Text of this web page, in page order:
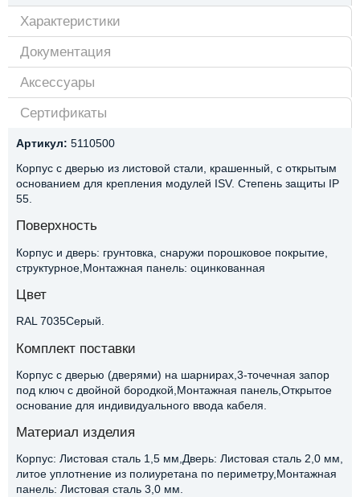
Характеристики
Документация
Аксессуары
Сертификаты
Артикул: 5110500
Корпус с дверью из листовой стали, крашенный, с открытым
основанием для крепления модулей ISV. Степень защиты IP
55.
Поверхность
Корпус и дверь: грунтовка, снаружи порошковое покрытие,
структурное,Монтажная панель: оцинкованная
Цвет
RAL 7035Серый.
Комплект поставки
Корпус с дверью (дверями) на шарнирах,3-точечная запор
под ключ с двойной бородкой,Монтажная панель,Открытое
основание для индивидуального ввода кабеля.
Материал изделия
Корпус: Листовая сталь 1,5 мм,Дверь: Листовая сталь 2,0 мм,
литое уплотнение из полиуретана по периметру,Монтажная
панель: Листовая сталь 3,0 мм.